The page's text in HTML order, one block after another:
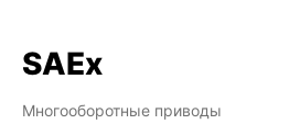
SAEx
Многооборотные приводы